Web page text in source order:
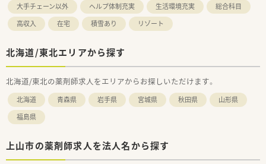
大手チェーン以外
ヘルプ体制充実 生活環境充実
総合科目
高収入
在宅 積雪あり リゾート
北海道/東北エリアから探す
北海道/東北の薬剤師求人をエリアからお探しいただけます。
北海道 青森県 岩手県 宮城県 秋田県
山形県
福島県
上山市の薬剤師求人を法人名から探す